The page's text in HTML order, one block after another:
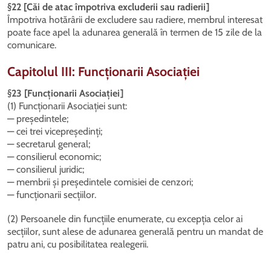
§22 [Căi de atac împotriva excluderii sau radierii]
Împotriva hotărârii de excludere sau radiere, membrul interesat
poate face apel la adunarea generală în termen de 15 zile de la
comunicare.
Capitolul III: Funcționarii Asociației
§23 [Funcționarii Asociației]
(1) Funcționarii Asociației sunt:
— președintele;
— cei trei vicepreședinți;
— secretarul general;
— consilierul economic;
— consilierul juridic;
— membrii și președintele comisiei de cenzori;
— funcționarii secțiilor.
(2) Persoanele din funcțiile enumerate, cu excepția celor ai
secțiilor, sunt alese de adunarea generală pentru un mandat de
patru ani, cu posibilitatea realegerii.